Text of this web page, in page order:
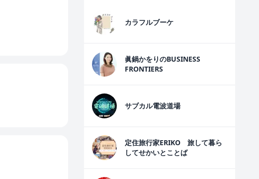
カラフルブーケ
眞鍋かをりのBUSINESS
FRONTIERS
サブカル電波道場
定住旅行家ERIKO 旅して暮ら
してせかいとことば